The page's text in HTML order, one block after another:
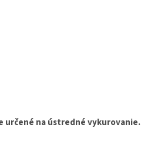
určené na ústredné vykurovanie.